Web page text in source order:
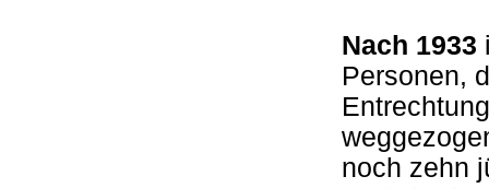
Nach 1933
Personen,
noch zehn